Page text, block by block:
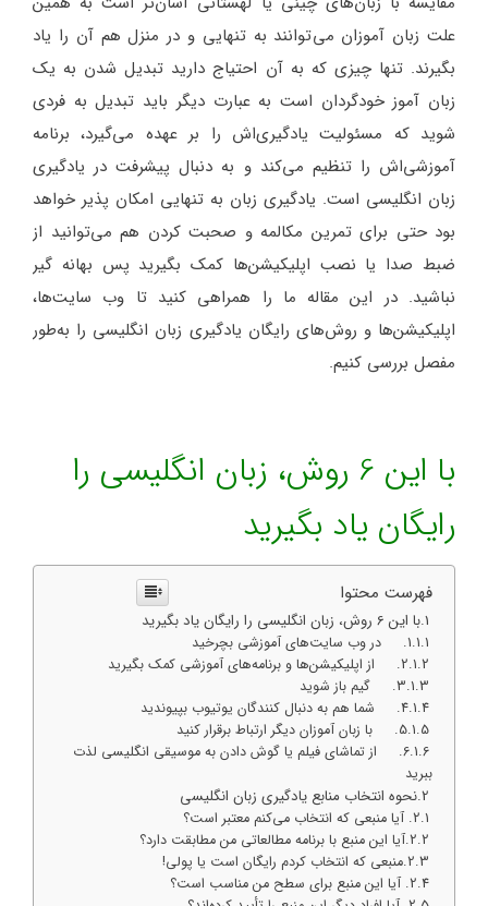
علت زبان آموزان می‌توانند به تنهایی و در منزل هم آن را یاد
بگیرند. تنها چیزی که به آن احتیاج دارید تبدیل شدن به یک
زبان آموز خودگردان است به عبارت دیگر باید تبدیل به فردی
شوید که مسئولیت یادگیری‌اش را بر عهده می‌گیرد، برنامه
آموزشی‌اش را تنظیم می‌کند و به دنبال پیشرفت در یادگیری
زبان انگلیسی است. یادگیری زبان به تنهایی امکان پذیر خواهد
بود حتی برای تمرین مکالمه و صحبت کردن هم می‌توانید از
ضبط صدا یا نصب اپلیکیشن‌ها کمک بگیرید پس بهانه گیر
نباشید. در این مقاله ما را همراهی کنید تا وب سایت‌ها،
اپلیکیشن‌ها و روش‌های رایگان یادگیری زبان انگلیسی را به‌طور
مفصل بررسی کنیم.
با این 6 روش، زبان انگلیسی را
رایگان یاد بگیرید
فهرست محتوا
با این 6 روش، زبان انگلیسی را رایگان یاد بگیرید
1. در وب سایت‌های آموزشی بچرخید
2. از اپلیکیشن‌ها و برنامه‌های آموزشی کمک بگیرید
3. گیم باز شوید
4. شما هم به دنبال کنندگان یوتیوب بپیوندید
5. با زبان آموزان دیگر ارتباط برقرار کنید
6. از تماشای فیلم یا گوش دادن به موسیقی انگلیسی لذت
ببرید
نحوه انتخاب منابع یادگیری زبان انگلیسی
آیا منبعی که انتخاب می‌کنم معتبر است؟
آیا این منبع با برنامه مطالعاتی من مطابقت دارد؟
منبعی که انتخاب کردم رایگان است یا پولی!
آیا این منبع برای سطح من مناسب است؟